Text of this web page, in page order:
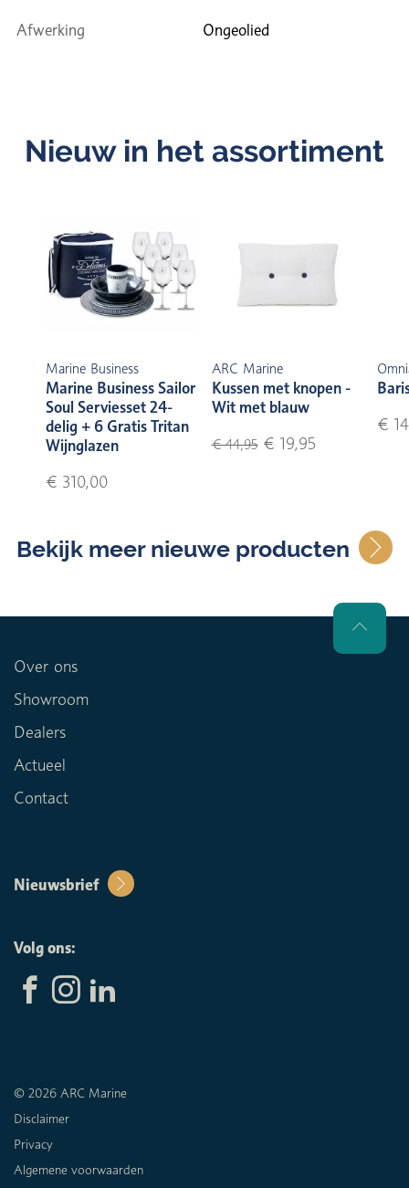
Afwerking Ongeolied
Nieuw in het assortiment
Marine Business
Marine Business Sailor
Soul Serviesset 24-
delig + 6 Gratis Tritan
Wijnglazen
€ 310,00
ARC Marine
Kussen met knopen -
Wit met blauw
€ 44,95€ 19,95
€
Bekijk meer nieuwe producten
Over ons
Showroom
Dealers
Actueel
Contact
Nieuwsbrief
Volg ons:
© 2026 ARC Marine
Disclaimer
Privacy
Algemene voorwaarden